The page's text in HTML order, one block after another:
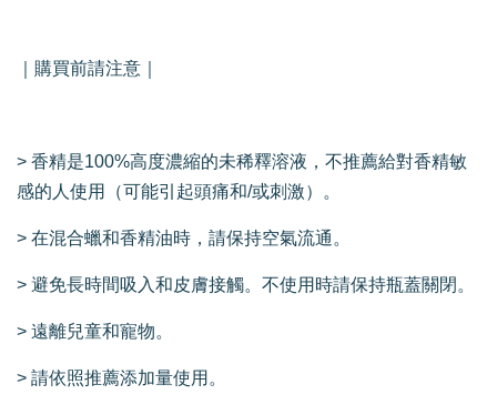
｜購買前請注意｜
> 香精是100%高度濃縮的未稀釋溶液，不推薦給對香精敏
感的人使用（可能引起頭痛和/或刺激）。
> 在混合蠟和香精油時，請保持空氣流通。
> 避免長時間吸入和皮膚接觸。不使用時請保持瓶蓋關閉。
> 遠離兒童和寵物。
> 請依照推薦添加量使用。